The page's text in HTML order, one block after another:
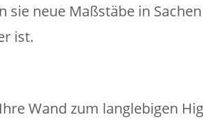
neue Maßstäbe in
ist.
Wand zum langlebigen